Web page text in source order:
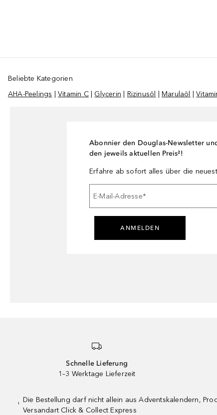
Beliebte Kategorien
AHA-Peelings |Vitamin C| Glycerin Rizinusöl |Marulaöl |
Abonnier den Douglas-Newsletter
den jeweils aktuellen Preis²!
Erfahre ab sofort alles über die
E-Mail-Adresse*
ANMELDEN
Schnelle Lieferung
1–3 Werktage Lieferzeit
¹
Die Bestellung darf nicht allein aus Adventskalendern,
Versandart Click & Collect Express